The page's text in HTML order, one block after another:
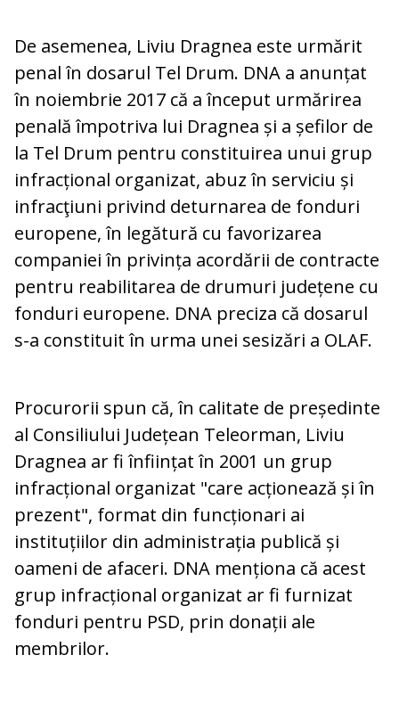
De asemenea, Liviu Dragnea este urmărit
penal în dosarul Tel Drum. DNA a anunțat
în noiembrie 2017 că a început urmărirea
penală împotriva lui Dragnea și a șefilor de
la Tel Drum pentru constituirea unui grup
infracțional organizat, abuz în serviciu și
infracţiuni privind deturnarea de fonduri
europene, în legătură cu favorizarea
companiei în privința acordării de contracte
pentru reabilitarea de drumuri județene cu
fonduri europene. DNA preciza că dosarul
s-a constituit în urma unei sesizări a OLAF.
Procurorii spun că, în calitate de președinte
al Consiliului Județean Teleorman, Liviu
Dragnea ar fi înființat în 2001 un grup
infracțional organizat "care acționează și în
prezent", format din funcționari ai
instituțiilor din administrația publică și
oameni de afaceri. DNA menționa că acest
grup infracțional organizat ar fi furnizat
fonduri pentru PSD, prin donații ale
membrilor.